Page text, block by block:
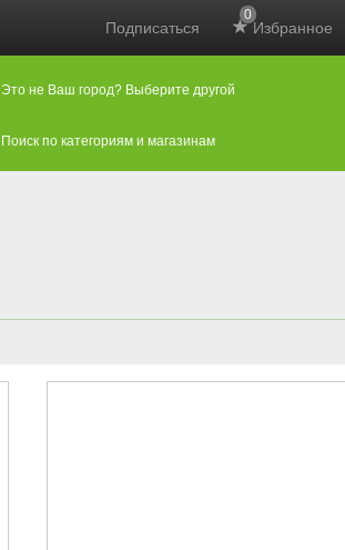
Подписаться Избранное
0
Это не Ваш город? Выберите другой
Поиск по категориям и магазинам